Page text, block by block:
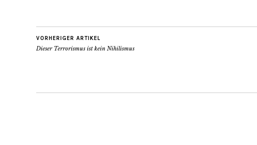
VORHERIGER ARTIKEL
Dieser Terrorismus ist kein Nihilismus